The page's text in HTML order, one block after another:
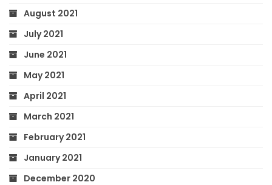
August 2021
July 2021
June 2021
May 2021
April 2021
March 2021
February 2021
January 2021
December 2020